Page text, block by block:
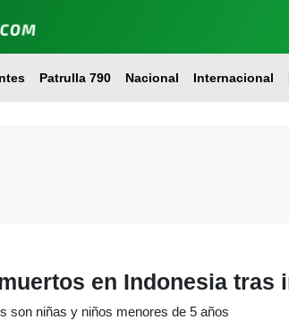
Patrulla 790 Nacional Internacional
en Indonesia tras
son niñas y niños menores de 5 años